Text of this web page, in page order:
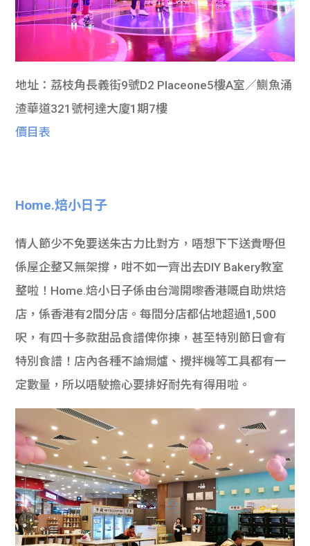
地址：荔枝角長義街9號D2 Placeone5樓A室／鰂魚涌
渣華道321號柯達大廈1期7樓
價目表
Home.焙小日子
情人節少不免要送朱古力比對方，唔想下下送貴嘢但
係屋企整又無架撐，咁不如一齊出去DIY Bakery教室
整啦！Home.焙小日子係由台灣開嚟香港嘅自助烘焙
店，係香港有2間分店。每間分店都佔地超過1,500
呎，有四十多款甜品食譜俾你揀，甚至特別節日會有
特別食譜！店內各種不論焗爐、攪拌機等工具都有一
定數量，所以唔駛擔心要排好耐先有得用啦。